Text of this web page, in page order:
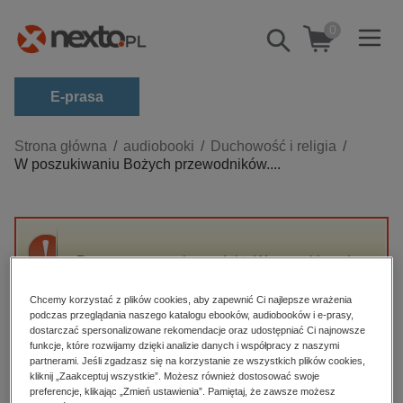
Pokaż/schowaj
wyszukiwarkę
0
E-prasa
Kategorie
Zobacz wszystkie E-prasa
budownictwo, aranżacja wnętrz
dzienniki
edukacja
hobby, sport, rozrywka
komputery, internet, technologie, informatyka
Strona główna audiobooki
Duchowość i religia
W poszukiwaniu Bożych przewodników....
Przepraszamy, ale produkt „W poszukiwaniu
jest dostępny.
High-contrast mode
Polecane
Chcemy korzystać z plików cookies, aby zapewnić Ci najlepsze wrażenia
podczas przeglądania naszego katalogu ebooków, audiobooków i e-prasy,
dostarczać spersonalizowane rekomendacje oraz udostępniać Ci najnowsze
funkcje, które rozwijamy dzięki analizie danych i współpracy z naszymi
partnerami. Jeśli zgadzasz się na korzystanie ze wszystkich plików cookies,
kliknij „Zaakceptuj wszystkie”. Możesz również dostosować swoje
preferencje, klikając „Zmień ustawienia”. Pamiętaj, że zawsze możesz